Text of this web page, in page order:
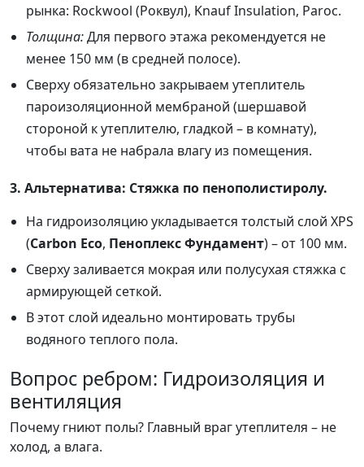
рынка: Rockwool (Роквул), Knauf Insulation, Paroc.
Толщина:Для первого этажа рекомендуется не
менее 150 мм (в средней полосе).
Сверху обязательно закрываем утеплитель
пароизоляционной мембраной (шершавой
стороной к утеплителю, гладкой – в комнату),
чтобы вата не набрала влагу из помещения.
3. Альтернатива: Стяжка по пенополистиролу.
На гидроизоляцию укладывается толстый слой XPS
(Carbon Eco, Пеноплекс Фундамент) – от 100 мм.
Сверху заливается мокрая или полусухая стяжка с
армирующей сеткой.
В этот слой идеально монтировать трубы
водяного теплого пола.
Вопрос ребром: Гидроизоляция и
вентиляция
Почему гниют полы? Главный враг утеплителя – не
холод, а влага.